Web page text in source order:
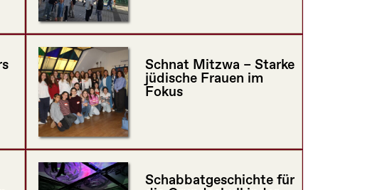
Schnat Mitzwa – Starke
jüdische Frauen im
Fokus
Schabbatgeschichte für